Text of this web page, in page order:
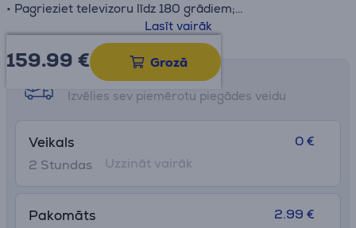
• Pagrieziet televizoru līdz 180 grādiem;
• Stilīgs un drošs: pilnībā kustināms televizora sienas
stiprinājums 32-65 collu televizoriem.
Lasīt vairāk
159.99 € Grozā
Saņemšanas iespējas
Izvēlies sev piemērotu piegādes veidu
Veikals
2 Stundas
0 €
Uzzināt vairāk
Pakomāts 2.99 €